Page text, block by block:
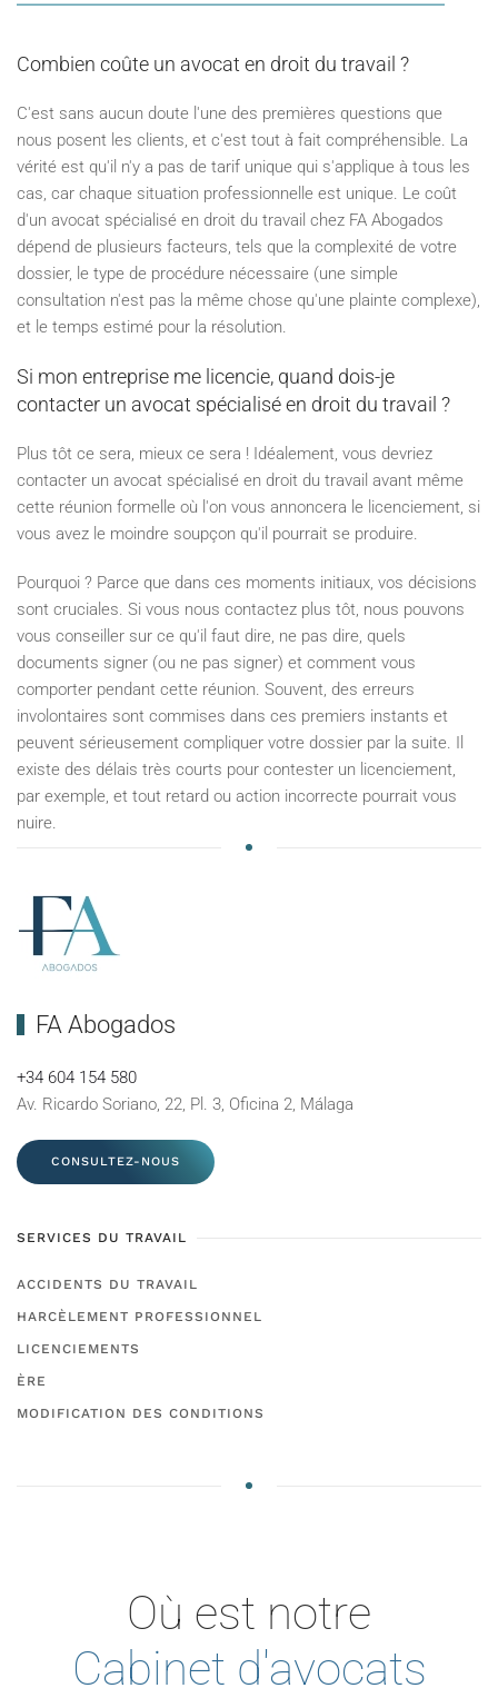
Combien coûte un avocat en droit du travail ?
C'est sans aucun doute l'une des premières questions que
nous posent les clients, et c'est tout à fait compréhensible. La
vérité est qu'il n'y a pas de tarif unique qui s'applique à tous les
cas, car chaque situation professionnelle est unique. Le coût
d'un avocat spécialisé en droit du travail chez FA Abogados
dépend de plusieurs facteurs, tels que la complexité de votre
dossier, le type de procédure nécessaire (une simple
consultation n'est pas la même chose qu'une plainte complexe),
et le temps estimé pour la résolution.
Si mon entreprise me licencie, quand dois-je
contacter un avocat spécialisé en droit du travail ?
Plus tôt ce sera, mieux ce sera ! Idéalement, vous devriez
contacter un avocat spécialisé en droit du travail avant même
cette réunion formelle où l'on vous annoncera le licenciement, si
vous avez le moindre soupçon qu'il pourrait se produire.
Pourquoi ? Parce que dans ces moments initiaux, vos décisions
sont cruciales. Si vous nous contactez plus tôt, nous pouvons
vous conseiller sur ce qu'il faut dire, ne pas dire, quels
documents signer (ou ne pas signer) et comment vous
comporter pendant cette réunion. Souvent, des erreurs
involontaires sont commises dans ces premiers instants et
peuvent sérieusement compliquer votre dossier par la suite. Il
existe des délais très courts pour contester un licenciement,
par exemple, et tout retard ou action incorrecte pourrait vous
nuire.
FA Abogados
+34 604 154 580
Av. Ricardo Soriano, 22, Pl. 3, Oficina 2, Málaga
CONSULTEZ-NOUS
SERVICES DU TRAVAIL
ACCIDENTS DU TRAVAIL
HARCÈLEMENT PROFESSIONNEL
LICENCIEMENTS
ÈRE
MODIFICATION DES CONDITIONS
Où est notre
Cabinet d'avocats